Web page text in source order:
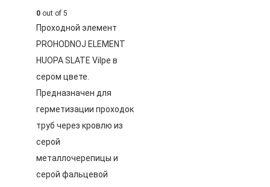
0 out of 5
Проходной элемент
PROHODNOJ ELEMENT
HUOPA SLATE Vilpe в
сером цвете.
Предназначен для
герметизации проходок
труб через кровлю из
серой
металлочерепицы и
серой фальцевой